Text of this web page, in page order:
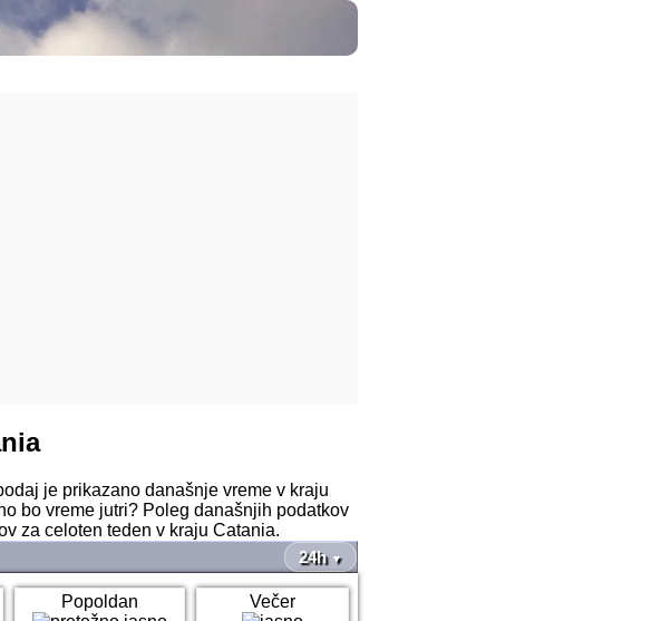
je prikazano današnje vreme v kraju
bo vreme jutri? Poleg današnjih podatkov
za celoten teden v kraju Catania.
24h ▼
Popoldan Večer